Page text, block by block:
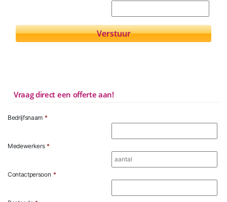
Vraag direct een offerte aan!
Bedrijfsnaam *
Medewerkers *
Contactpersoon *